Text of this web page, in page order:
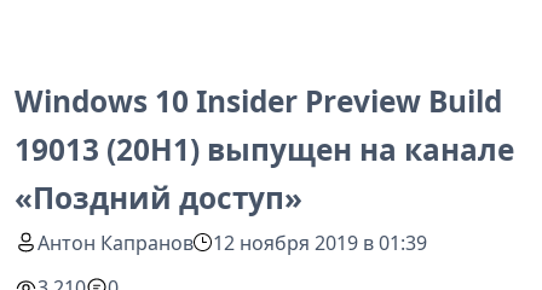
Windows 10 Insider Preview Build
19013 (20H1) выпущен на канале
«Поздний доступ»
Антон Капранов
12 ноября 2019 в 01:39